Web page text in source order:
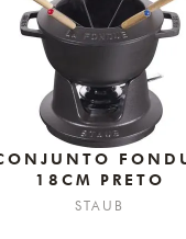
18CM PRETO
STAUB